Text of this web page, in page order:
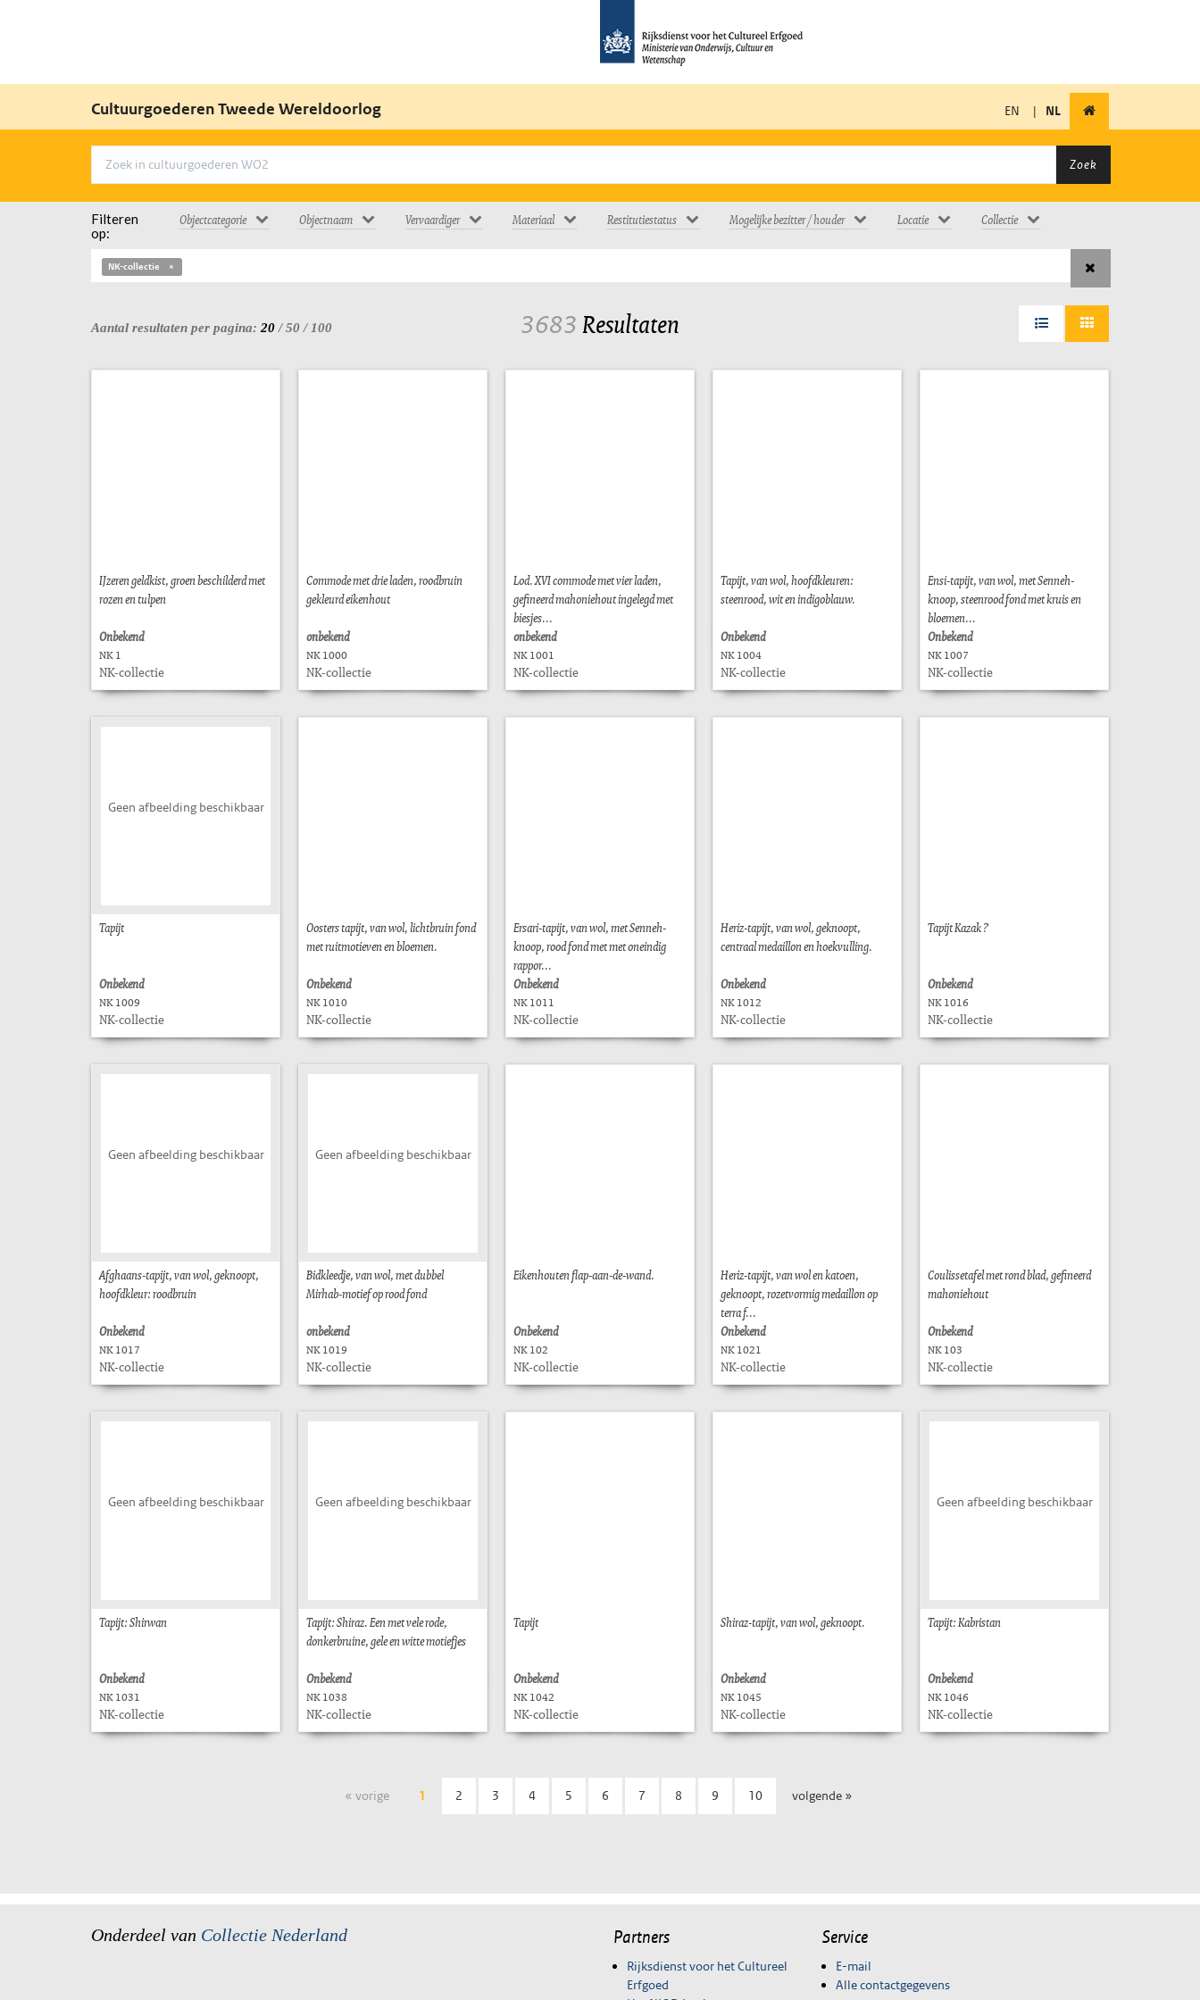
Cultuurgoederen Tweede Wereldoorlog EN | NL
Zoek
Filteren
op:
Objectcategorie Objectnaam Vervaardiger Materiaal Restitutiestatus Mogelijke bezitter / houder Locatie Collectie
NK-collectie
Aantal resultaten per pagina: 20 /50 / 100 3683Resultaten
IJzeren geldkist, groen beschilderd met
rozen en tulpen
Onbekend
NK 1
NK-collectie
Commode met drie laden, roodbruin
gekleurd eikenhout
onbekend
NK 1000
NK-collectie
Lod. XVI commode met vier laden,
gefineerd mahoniehout ingelegd met
biesjes...
onbekend
NK 1001
NK-collectie
Tapijt, van wol, hoofdkleuren:
steenrood, wit en indigoblauw.
Onbekend
NK 1004
NK-collectie
Ensi-tapijt, van wol, met Senneh-
knoop, steenrood fond met kruis en
bloemen...
Onbekend
NK 1007
NK-collectie
Geen afbeelding beschikbaar
Tapijt
Onbekend
NK 1009
NK-collectie
Oosters tapijt, van wol, lichtbruin fond
met ruitmotieven en bloemen.
Onbekend
NK 1010
NK-collectie
Ersari-tapijt, van wol, met Senneh-
knoop, rood fond met met oneindig
rappor...
Onbekend
NK 1011
NK-collectie
Heriz-tapijt, van wol, geknoopt,
centraal medaillon en hoekvulling.
Onbekend
NK 1012
NK-collectie
Tapijt Kazak ?
Onbekend
NK 1016
NK-collectie
Geen afbeelding beschikbaar
Afghaans-tapijt, van wol, geknoopt,
hoofdkleur: roodbruin
Onbekend
NK 1017
NK-collectie
Geen afbeelding beschikbaar
Bidkleedje, van wol, met dubbel
Mirhab-motief op rood fond
onbekend
NK 1019
NK-collectie
Eikenhouten flap-aan-de-wand.
Onbekend
NK 102
NK-collectie
Heriz-tapijt, van wol en katoen,
geknoopt, rozetvormig medaillon op
terra f...
Onbekend
NK 1021
NK-collectie
Coulissetafel met rond blad, gefineerd
mahoniehout
Onbekend
NK 103
NK-collectie
Geen afbeelding beschikbaar
Tapijt: Shirwan
Onbekend
NK 1031
NK-collectie
Geen afbeelding beschikbaar
Tapijt: Shiraz. Een met vele rode,
donkerbruine, gele en witte motiefjes
Onbekend
NK 1038
NK-collectie
Tapijt
Onbekend
NK 1042
NK-collectie
Shiraz-tapijt, van wol, geknoopt.
Onbekend
NK 1045
NK-collectie
Geen afbeelding beschikbaar
Tapijt: Kabristan
Onbekend
NK 1046
NK-collectie
« vorige 1 2 3 4 5 6 7 8 9 10 volgende »
Onderdeel van Collectie Nederland Partners
Rijksdienst voor het Cultureel
Erfgoed
Service
E-mail
Alle contactgegevens